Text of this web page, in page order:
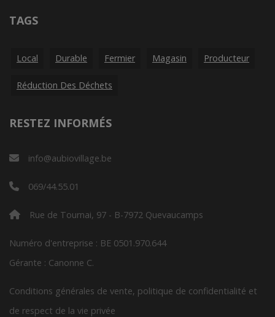
TAGS
Local Durable Fermier Magasin Producteur
Réduction Des Déchets
RESTEZ INFORMÉS
info@aubiovillage.be
069/44.55.01
Rue de Tournai, 97 - B-7972 Quevaucamps
Numéro d'entreprise : BE 0501.970.644
Gérante : Canonne C.
Conditions générales de vente, politique de confidentialité et
de respect de la vie privée